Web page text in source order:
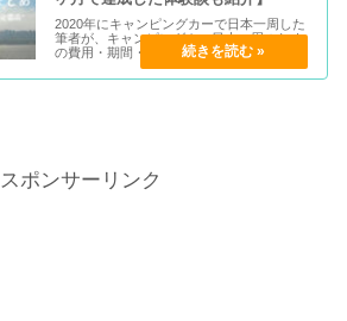
2020年にキャンピングカーで日本一周した
筆者が、キャンピングカー日本一周のため
の費用・期間・ルート・注意点などを、実
際の体験談をもとに全て紹介します。
スポンサーリンク